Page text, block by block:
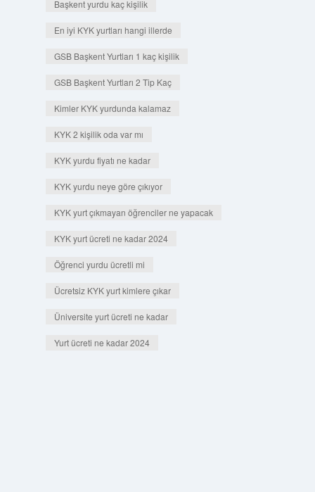
Başkent yurdu kaç kişilik
En iyi KYK yurtları hangi illerde
GSB Başkent Yurtları 1 kaç kişilik
GSB Başkent Yurtları 2 Tip Kaç
Kimler KYK yurdunda kalamaz
KYK 2 kişilik oda var mı
KYK yurdu fiyatı ne kadar
KYK yurdu neye göre çıkıyor
KYK yurt çıkmayan öğrenciler ne yapacak
KYK yurt ücreti ne kadar 2024
Öğrenci yurdu ücretli mi
Ücretsiz KYK yurt kimlere çıkar
Üniversite yurt ücreti ne kadar
Yurt ücreti ne kadar 2024